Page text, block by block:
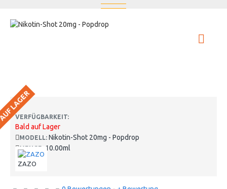
LAGER
VERFÜGBARKEIT:
Bald auf Lager
MODELL: Nikotin-Shot 20mg - Popdrop
MENGE: 10.00ml
ZAZO